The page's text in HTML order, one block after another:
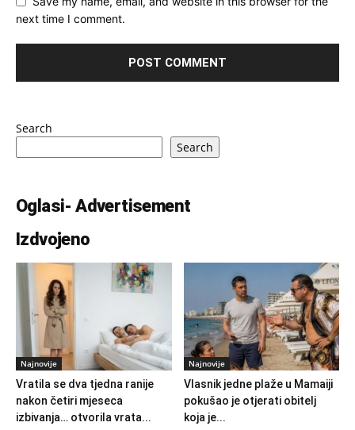
next time I comment.
Search
Search
Oglasi- Advertisement
Izdvojeno
Najnovije
Vratila se dva tjedna ranije
nakon četiri mjeseca
izbivanja… otvorila vrata...
Najnovije
Vlasnik jedne plaže u Mamaiji
pokušao je otjerati obitelj
koja je...